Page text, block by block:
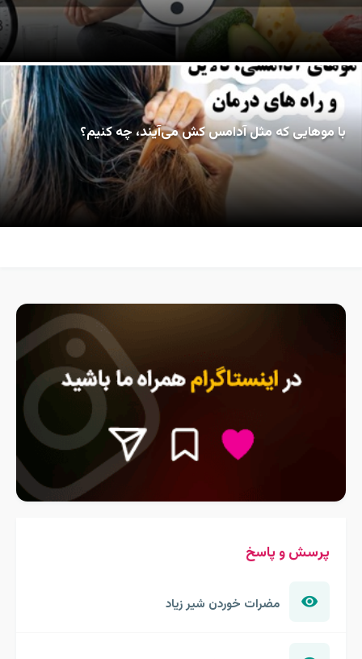
با موهایی که مثل آدامس کش می‌آیند، چه کنیم؟
پرسش و پاسخ
مضرات خوردن شیر زیاد